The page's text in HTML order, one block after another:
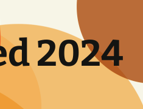
2024